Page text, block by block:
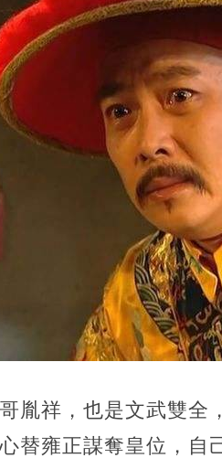
胤祥，也是文武雙全
替雍正謀奪皇位，自